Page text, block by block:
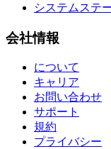
システムステ
会社情報
について
キャリア
お問い合わせ
サポート
規約
プライバシー